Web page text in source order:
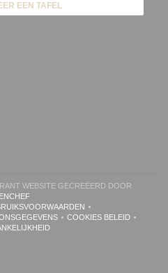
EEN TAFEL
venster))
een nieuw venster))
WEBSITE GECREËERD DOOR
((OPENT IN EEN NIEUW VENSTER))
NIEUW VENSTER))
((OPENT IN EEN NIEUW VENSTER))
IN EEN NIEUW VENSTER))
COOKIES BELEID((OPENT IN EEN
((OPENT IN EEN NIEUW VENSTER))